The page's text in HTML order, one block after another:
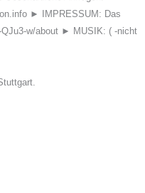
► IMPRESSUM: Das
QJu3-w/about ► MUSIK: ( -nicht